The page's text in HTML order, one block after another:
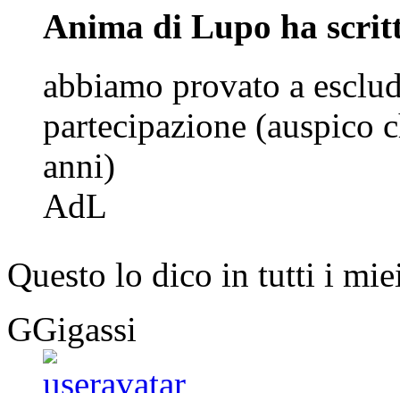
Anima di Lupo ha
abbiamo provato a
partecipazione (auspico
anni)
AdL
Questo lo dico in tutti i
GGigassi